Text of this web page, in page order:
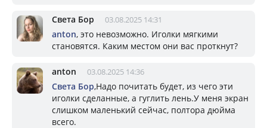
Света Бор 03.08.2025 14:31
anton, это невозможно. Иголки мягкими
становятся. Каким местом они вас проткнут?
anton 03.08.2025 14:36
Света Бор,Надо почитать будет, из чего эти
иголки сделанные, а гуглить лень.У меня экран
слишком маленький сейчас, полтора дюйма
всего.